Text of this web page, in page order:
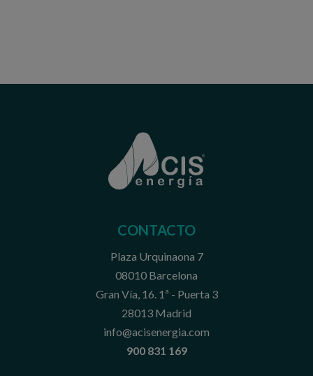
CONTACTO
Plaza Urquinaona 7
08010 Barcelona
Gran Vía, 16. 1ª - Puerta 3
28013 Madrid
info@acisenergia.com
900 831 169